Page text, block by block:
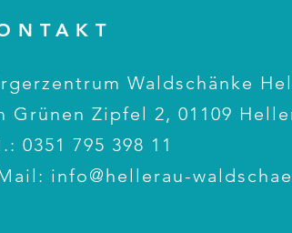
Waldschänke
Grünen Zipfel 2, 01109
0351 795 398 11
info@hellerau-